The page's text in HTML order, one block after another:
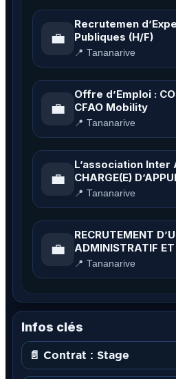
💼
Recrutemen
Publiques (H/F)
📍 Tananarive
💼
Offre d’Emploi :
CFAO Mobility
📍 Tananarive
💼
L’association
CHARGE(E)
📍 Tananarive
💼
RECRUTEMENT
ADMINISTRATIF
📍 Tananarive
Infos clés
📄 Contrat : Stage